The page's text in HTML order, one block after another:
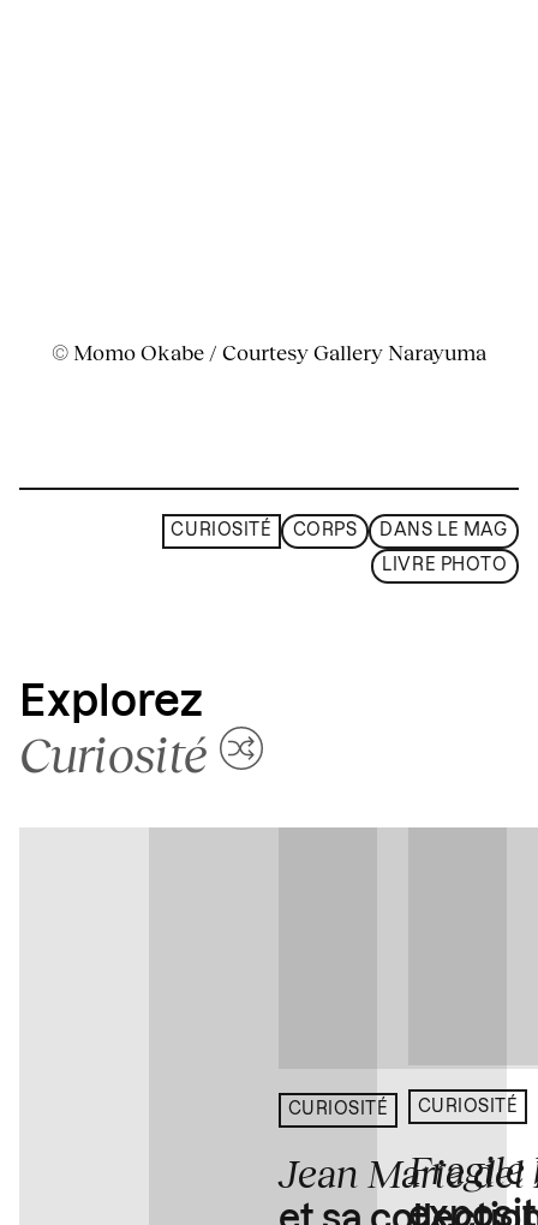
© Momo Okabe / Courtesy Gallery Narayuma
CURIOSITÉ CORPS DANS LE MAG
LIVRE PHOTO
Explorez
Curiosité
CURIOSITÉ
Jean Marie del
CURIOSITÉ
Fragile